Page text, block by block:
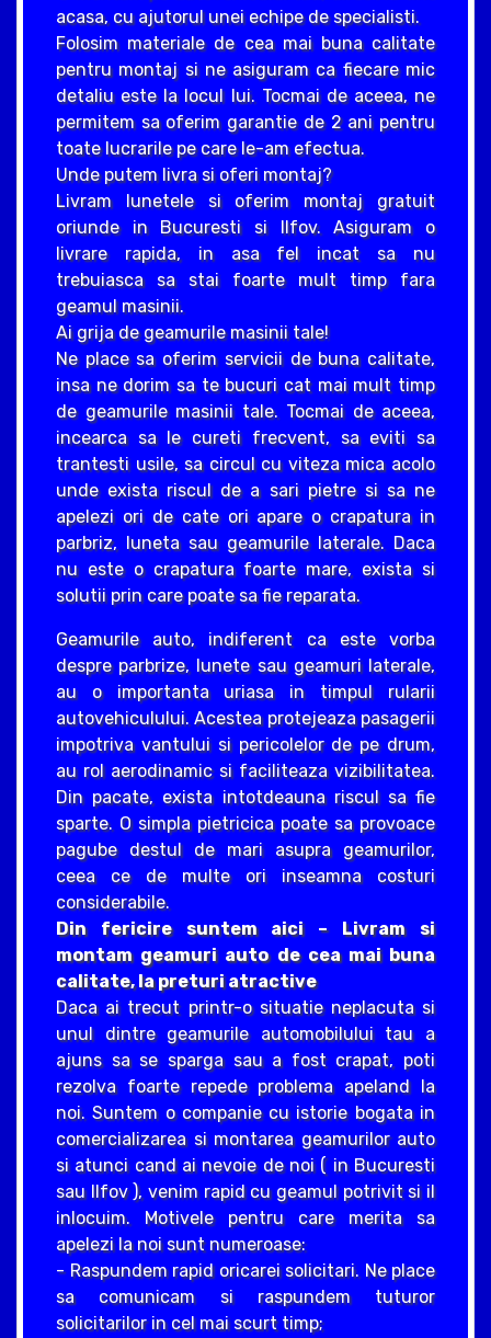
acasa, cu ajutorul unei echipe de specialisti.
Folosim materiale de cea mai buna calitate
pentru montaj si ne asiguram ca fiecare mic
detaliu este la locul lui. Tocmai de aceea, ne
permitem sa oferim garantie de 2 ani pentru
toate lucrarile pe care le-am efectua.
Unde putem livra si oferi montaj?
Livram lunetele si oferim montaj gratuit
oriunde in Bucuresti si Ilfov. Asiguram o
livrare rapida, in asa fel incat sa nu
trebuiasca sa stai foarte mult timp fara
geamul masinii.
Ai grija de geamurile masinii tale!
Ne place sa oferim servicii de buna calitate,
insa ne dorim sa te bucuri cat mai mult timp
de geamurile masinii tale. Tocmai de aceea,
incearca sa le cureti frecvent, sa eviti sa
trantesti usile, sa circul cu viteza mica acolo
unde exista riscul de a sari pietre si sa ne
apelezi ori de cate ori apare o crapatura in
parbriz, luneta sau geamurile laterale. Daca
nu este o crapatura foarte mare, exista si
solutii prin care poate sa fie reparata.
Geamurile auto, indiferent ca este vorba
despre parbrize, lunete sau geamuri laterale,
au o importanta uriasa in timpul rularii
autovehiculului. Acestea protejeaza pasagerii
impotriva vantului si pericolelor de pe drum,
au rol aerodinamic si faciliteaza vizibilitatea.
Din pacate, exista intotdeauna riscul sa fie
sparte. O simpla pietricica poate sa provoace
pagube destul de mari asupra geamurilor,
ceea ce de multe ori inseamna costuri
considerabile.
Din fericire suntem aici – Livram si
montam geamuri auto de cea mai buna
calitate, la preturi atractive
Daca ai trecut printr-o situatie neplacuta si
unul dintre geamurile automobilului tau a
ajuns sa se sparga sau a fost crapat, poti
rezolva foarte repede problema apeland la
noi. Suntem o companie cu istorie bogata in
comercializarea si montarea geamurilor auto
si atunci cand ai nevoie de noi ( in Bucuresti
sau Ilfov ), venim rapid cu geamul potrivit si il
inlocuim. Motivele pentru care merita sa
apelezi la noi sunt numeroase:
- Raspundem rapid oricarei solicitari. Ne place
sa comunicam si raspundem tuturor
solicitarilor in cel mai scurt timp;